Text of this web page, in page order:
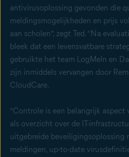
antivirusoplossing gevonden die
meldingsmogelijkheden en prijs
aan scholen”, zegt Ted. “Na
bleek dat een levensvatbare
gebruikte het team LogMeIn en
zijn inmiddels vervangen door
CloudCare.
“Controle is een belangrijk aspect
als overzicht over de IT-
uitgebreide beveiligingsoplossing
meldingen, up-to-date